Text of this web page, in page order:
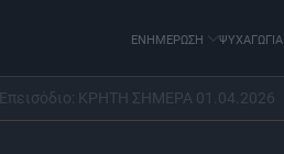
ΕΝΗΜΕΡΩΣΗ ΨΥΧΑΓΩΓΙΑ
Επεισόδιο: ΚΡΗΤΗ ΣΗΜΕΡΑ 01.04.2026